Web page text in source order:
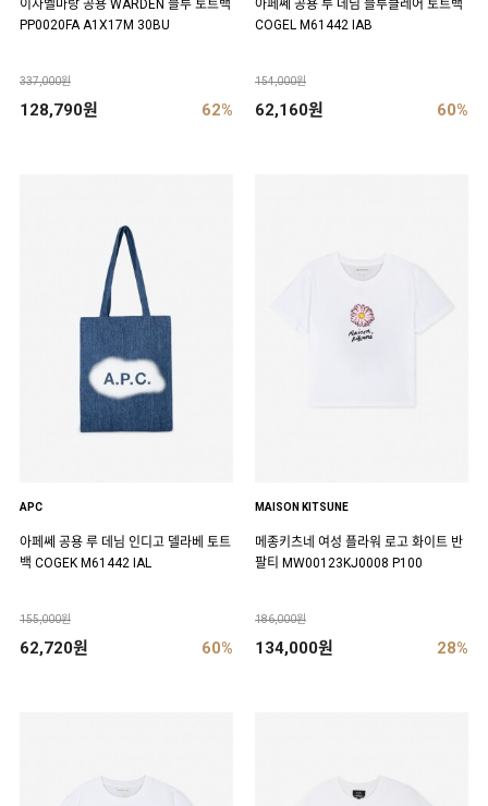
이자벨마랑 공용 WARDEN 블루 토트백
PP0020FA A1X17M 30BU
337,000원
128,790원 62%
아페쎄 공용 루 데님 블루클레어 토트백
COGEL M61442 IAB
154,000원
62,160원 60%
APC
아페쎄 공용 루 데님 인디고 델라베 토트
백 COGEK M61442 IAL
155,000원
62,720원 60%
MAISON KITSUNE
메종키츠네 여성 플라워 로고 화이트 반
팔티 MW00123KJ0008 P100
186,000원
134,000원 28%